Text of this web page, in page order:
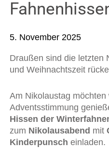
5. November 2025
Draußen sind die letzten
und Weihnachtszeit
Am Nikolaustag
Adventsstimmung
Hissen der
zum Nikolausabend mit
Kinderpunsch einladen.